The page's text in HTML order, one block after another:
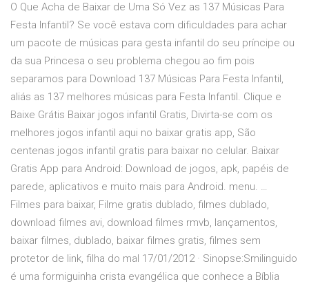
O Que Acha de Baixar de Uma Só Vez as 137 Músicas Para
Festa Infantil? Se você estava com dificuldades para achar
um pacote de músicas para gesta infantil do seu príncipe ou
da sua Princesa o seu problema chegou ao fim pois
separamos para Download 137 Músicas Para Festa Infantil,
aliás as 137 melhores músicas para Festa Infantil. Clique e
Baixe Grátis Baixar jogos infantil Gratis, Divirta-se com os
melhores jogos infantil aqui no baixar gratis app, São
centenas jogos infantil gratis para baixar no celular. Baixar
Gratis App para Android: Download de jogos, apk, papéis de
parede, aplicativos e muito mais para Android. menu. …
Filmes para baixar, Filme gratis dublado, filmes dublado,
download filmes avi, download filmes rmvb, lançamentos,
baixar filmes, dublado, baixar filmes gratis, filmes sem
protetor de link, filha do mal 17/01/2012 · Sinopse:Smilinguido
é uma formiguinha crista evangélica que conhece a Bíblia